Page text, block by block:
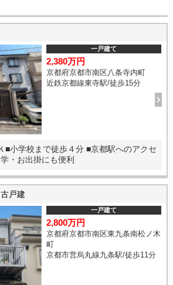
一戸建て
2,380万円
京都府京都市南区八条寺内町
近鉄京都線東寺駅/徒歩15分
■小学校まで徒歩４分 ■京都駅へのアクセ
・お出掛にも便利
一戸建て
2,800万円
京都府京都市南区東九条南松ノ木
町
京都市営烏丸線九条駅/徒歩11分
戸建